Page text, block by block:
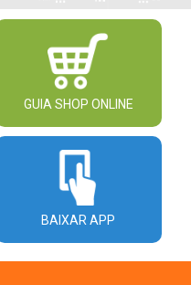
GUIA SHOP ONLINE
BAIXAR APP